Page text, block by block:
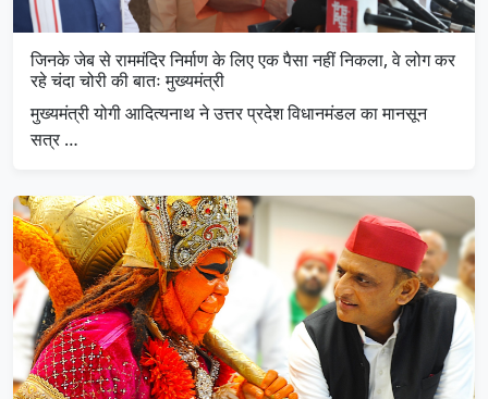
जिनके जेब से राममंदिर निर्माण के लिए एक पैसा नहीं निकला, वे लोग कर
रहे चंदा चोरी की बातः मुख्यमंत्री
मुख्यमंत्री योगी आदित्यनाथ ने उत्तर प्रदेश विधानमंडल का मानसून
सत्र …